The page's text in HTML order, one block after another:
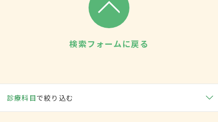
検索フォームに戻る
診療科目で絞り込む